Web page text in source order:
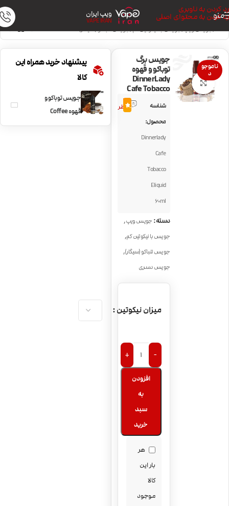
رد کردن به ناوبری
رد کردن به محتوای اصلی
منو ویپ ایران
VAPE IRAN
خانه/جویس ویپ/جویس با نیکوتین کم/جویس تنباکو (سیگار)
ناموجو
د
بزرگنمایی تصویر
جویس برگ
توباکو و قهوه
DinnerLady
Cafe Tobacco
شناسه
محصول:
Dinnerlady
Cafe
Tobacco
Eliquid
60ml
4
نظر4.8
دسته: جویس ویپ,
جویس با نیکوتین کم,
جویس تنباکو (سیگار),
جویس دسری
میزان نیکوتین
-
+
افزودن
به
سبد
خرید
هر
بار این
کالا
موجود
پیشنهاد خرید همراه این
کالا
جویس توباکو و
قهوه Coffee
Tobacco by